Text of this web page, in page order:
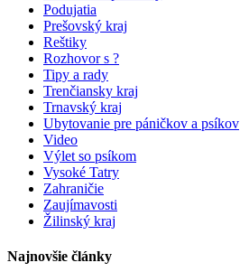
Podujatia
Prešovský kraj
Reštiky
Rozhovor s ?
Tipy a rady
Trenčiansky kraj
Trnavský kraj
Ubytovanie pre páničkov a psíkov
Video
Výlet so psíkom
Vysoké Tatry
Zahraničie
Zaujímavosti
Žilinský kraj
Najnovšie články